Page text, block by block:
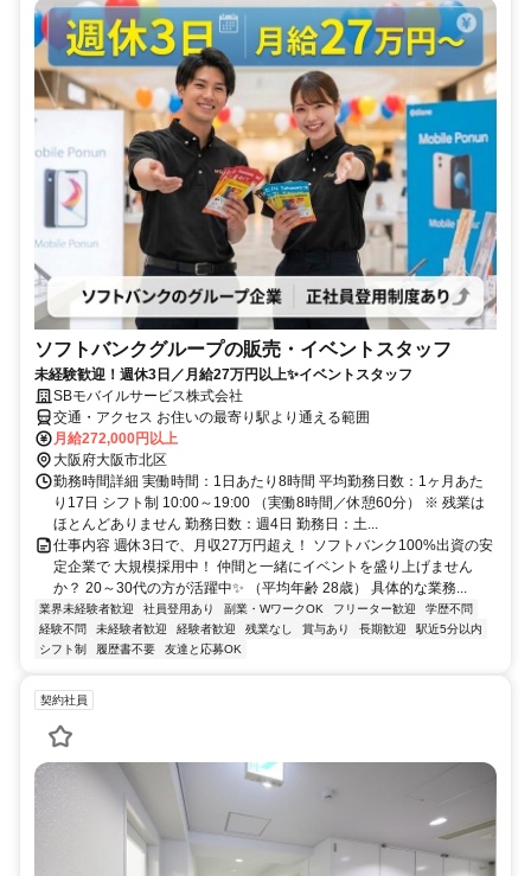
ソフトバンクグループの販売・イベントスタッフ
未経験歓迎！週休3日／月給27万円以上✨イベントスタッフ
SBモバイルサービス株式会社
交通・アクセス お住いの最寄り駅より通える範囲
月給272,000円以上
大阪府大阪市北区
勤務時間詳細 実働時間：1日あたり8時間 平均勤務日数：1ヶ月あた
り17日 シフト制 10:00～19:00 （実働8時間／休憩60分） ※ 残業は
ほとんどありません 勤務日数：週4日 勤務日：土...
仕事内容 週休3日で、月収27万円超え！ ソフトバンク100%出資の安
定企業で 大規模採用中！ 仲間と一緒にイベントを盛り上げません
か？ 20～30代の方が活躍中✨ （平均年齢 28歳） 具体的な業務...
業界未経験者歓迎 社員登用あり 副業・WワークOK フリーター歓迎
学歴不問
経験不問
未経験者歓迎 経験者歓迎 残業なし 賞与あり 長期歓迎
駅近5分以内
シフト制
履歴書不要 友達と応募OK
契約社員